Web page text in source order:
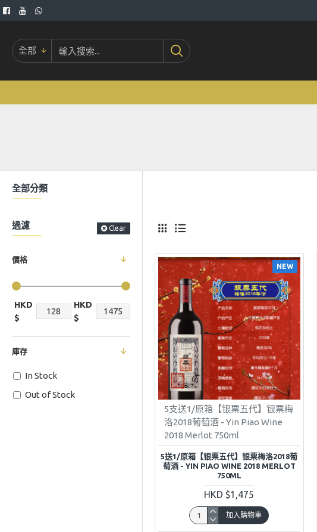
全部
全部分類
過濾 Clear
價格
HKD
$
HKD
$
庫存
In Stock
Out of Stock
NEW
5支送1/原箱【银票五代】银票梅
洛2018葡萄酒 - Yin Piao Wine
2018 Merlot 750ml
5送1/原箱【银票五代】银票梅洛2018葡
萄酒 - YIN PIAO WINE 2018 MERLOT
750ML
HKD $1,475
加入購物車